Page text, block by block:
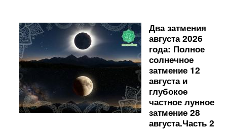
Два затмения
августа 2026
года: Полное
солнечное
затмение 12
августа и
глубокое
частное лунное
затмение 28
августа.Часть 2